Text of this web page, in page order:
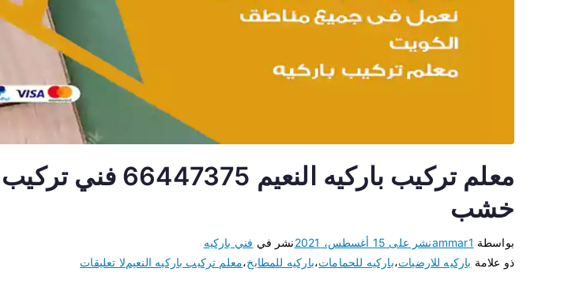
معلم تركيب باركيه النعيم
خشب
بواسطة ammar1نشر على 15 أغسطس، 2021 نشر في فني باركيه
ذو علامة باركيه للارضيات،باركيه للحمامات،باركيه للمطابخ،معلم تركيب باركيه النعيملا تعليقات